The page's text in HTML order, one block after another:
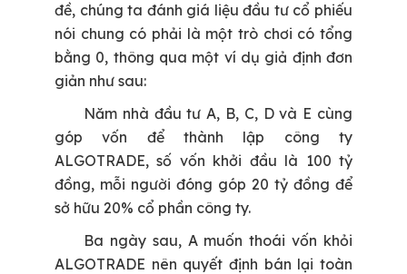
đề, chúng ta đánh giá liệu đầu tư cổ phiếu
nói chung có phải là một trò chơi có tổng
bằng 0, thông qua một ví dụ giả định đơn
giản như sau:
Năm nhà đầu tư A, B, C, D và E cùng
góp vốn để thành lập công ty
ALGOTRADE, số vốn khởi đầu là 100 tỷ
đồng, mỗi người đóng góp 20 tỷ đồng để
sở hữu 20% cổ phần công ty.
Ba ngày sau, A muốn thoái vốn khỏi
ALGOTRADE nên quyết định bán lại toàn